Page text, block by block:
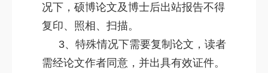
况下，硕博论文及博士后出站报告不得
复印、照相、扫描。
3、特殊情况下需要复制论文，读者
需经论文作者同意，并出具有效证件。